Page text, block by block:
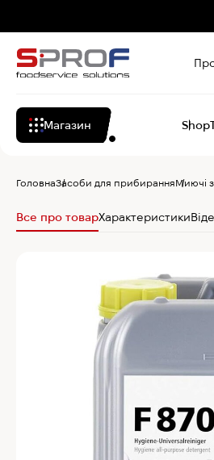
Магазин Shop
ГоловнаЗасоби для прибиранняМиючі
Все про товарХарактеристики